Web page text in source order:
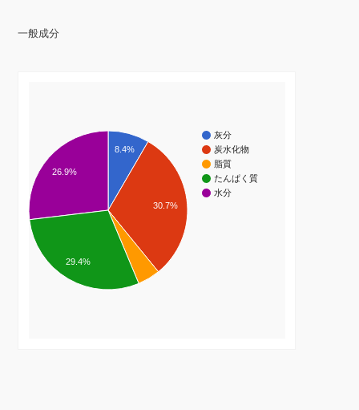
一般成分
灰分
炭水化物
脂質
たんぱく質
水分
8.4%
30.7%
26.9%
29.4%